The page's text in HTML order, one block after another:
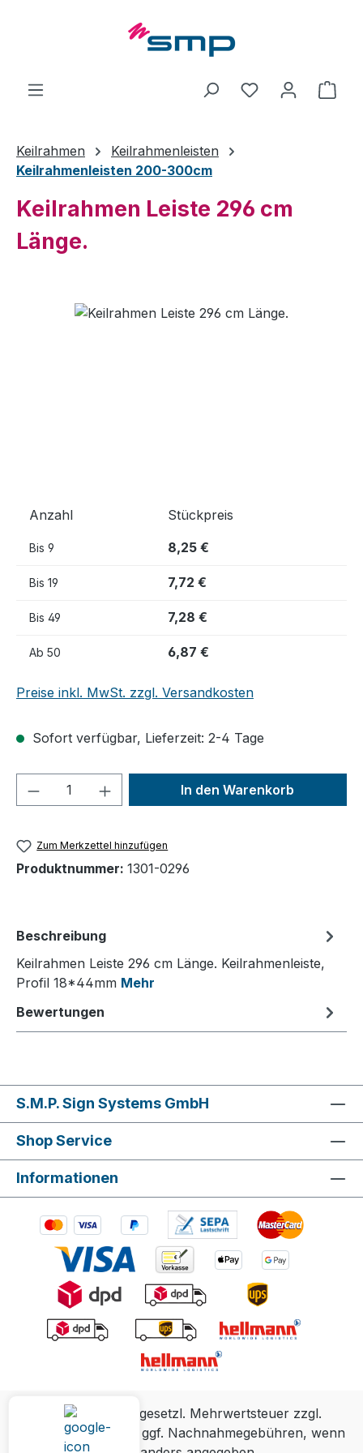
Zum Hauptinhalt springen
Keilrahmen
Keilrahmenleisten
Keilrahmenleisten 200-300cm
Keilrahmen Leiste 296 cm
Länge.
Bildergalerie überspringen
Anzahl Stückpreis
Bis 9 8,25 €
Bis 19 7,72 €
Bis 49 7,28 €
Ab 50 6,87 €
Preise inkl. MwSt. zzgl. Versandkosten
Sofort verfügbar, Lieferzeit: 2-4 Tage
Produkt Anzahl: Gib denIn den Warenkorb
Zum Merkzettel hinzufügen
Produktnummer: 1301-0296
Beschreibung
Keilrahmen Leiste 296 cm Länge. Keilrahmenleiste,
Profil 18*44mm Mehr
Bewertungen
S.M.P. Sign Systems GmbH
Shop Service
Informationen
Alle Preise inkl. gesetzl. Mehrwertsteuer zzgl.
Versandkostenund ggf. Nachnahmegebühren, wenn